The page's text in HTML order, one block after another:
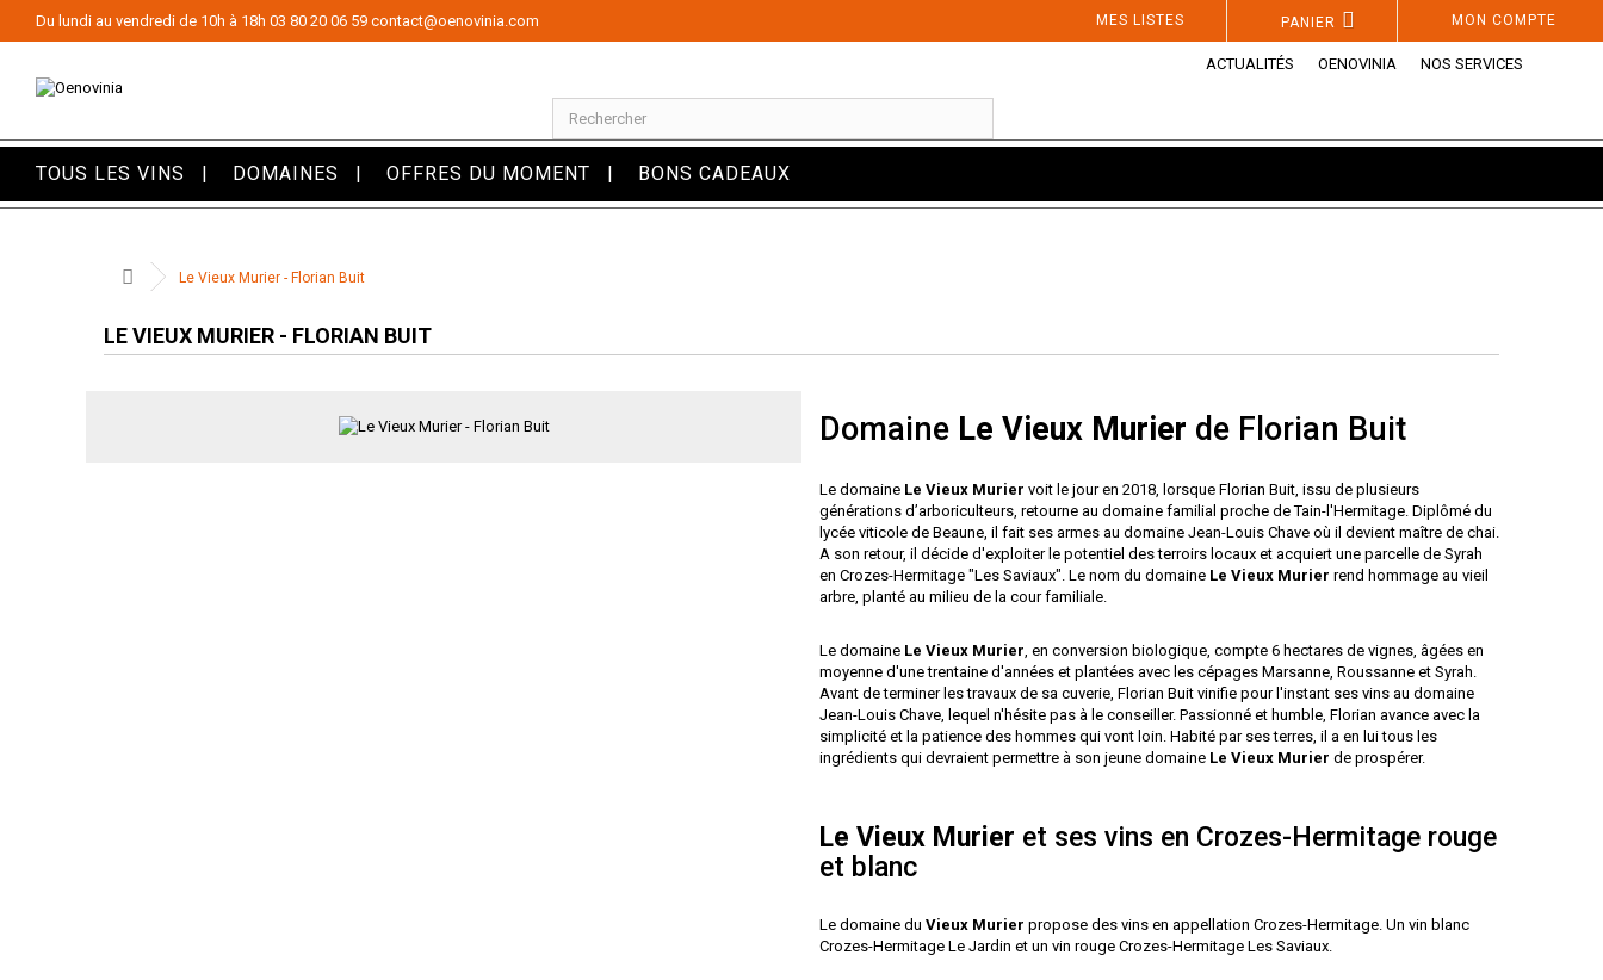
MON COMPTE
PANIER
MES LISTES
Du lundi au vendredi de 10h à 18h 03 80 20 06 59 contact@oenovinia.com
ACTUALITÉS OENOVINIA NOS SERVICES
TOUS LES VINS DOMAINES OFFRES DU MOMENT BONS CADEAUX
Le Vieux Murier - Florian Buit
LE VIEUX MURIER - FLORIAN BUIT
Domaine Le Vieux Murier de Florian Buit
Le domaine Le Vieux Murier voit le jour en 2018, lorsque Florian Buit, issu de plusieurs
générations d’arboriculteurs, retourne au domaine familial proche de Tain-l'Hermitage. Diplômé du
lycée viticole de Beaune, il fait ses armes au domaine Jean-Louis Chave où il devient maître de chai.
A son retour, il décide d'exploiter le potentiel des terroirs locaux et acquiert une parcelle de Syrah
en Crozes-Hermitage "Les Saviaux". Le nom du domaine Le Vieux Murier rend hommage au vieil
arbre, planté au milieu de la cour familiale.
Le domaine Le Vieux Murier, en conversion biologique, compte 6 hectares de vignes, âgées en
moyenne d'une trentaine d'années et plantées avec les cépages Marsanne, Roussanne et Syrah.
Avant de terminer les travaux de sa cuverie, Florian Buit vinifie pour l'instant ses vins au domaine
Jean-Louis Chave, lequel n'hésite pas à le conseiller. Passionné et humble, Florian avance avec la
simplicité et la patience des hommes qui vont loin. Habité par ses terres, il a en lui tous les
ingrédients qui devraient permettre à son jeune domaine Le Vieux Murier de prospérer.
Le Vieux Murier et ses vins en Crozes-Hermitage rouge
et blanc
Le domaine du Vieux Murier propose des vins en appellation Crozes-Hermitage. Un vin blanc
Crozes-Hermitage Le Jardin et un vin rouge Crozes-Hermitage Les Saviaux.
Panneau de gestion des cookies